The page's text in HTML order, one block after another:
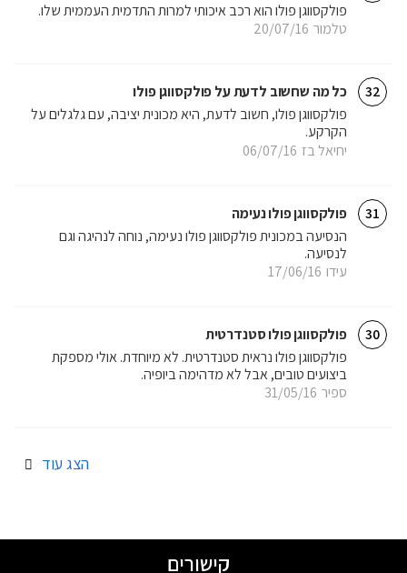
טלמור 20/07/16
פולקסווגן פולו הוא רכב איכותי למרות התדמית העממית שלו.
32 כל מה שחשוב לדעת על פולקסווגן פולו
יחיאל בז 06/07/16
פולקסווגן פולו, חשוב לדעת, היא מכונית יציבה, עם גלגלים על
הקרקע.
31 פולקסווגן פולו נעימה
עידו 17/06/16
הנסיעה במכונית פולקסווגן פולו נעימה, נוחה לנהיגה וגם
לנסיעה.
30 פולקסווגן פולו סטנדרטית
ספיר 31/05/16
פולקסווגן פולו נראית סטנדרטית. לא מיוחדת. אולי מספקת
ביצועים טובים, אבל לא מדהימה ביופיה.
הצג עוד
קישורים